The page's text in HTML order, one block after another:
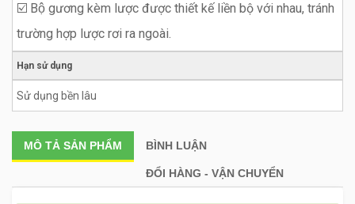
☑️ Bộ gương kèm lược được thiết kế liền bộ với nhau, tránh
trường hợp lược rơi ra ngoài.
Hạn sử dụng
Sử dụng bền lâu
MÔ TẢ SẢN PHẨM BÌNH LUẬN
ĐỔI HÀNG - VẬN CHUYỂN